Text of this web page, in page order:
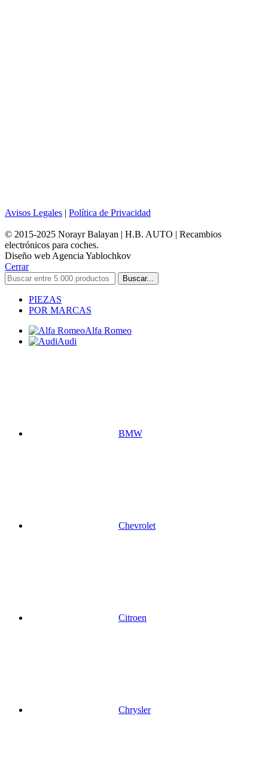
Avisos Legales | Política de Privacidad
© 2015-2025 Norayr Balayan | H.B. AUTO | Recambios
electrónicos para coches.
Diseño web Agencia Yablochkov
Cerrar
Buscar...
PIEZAS
POR MARCAS
Alfa Romeo
Audi
BMW
Chevrolet
Citroen
Chrysler